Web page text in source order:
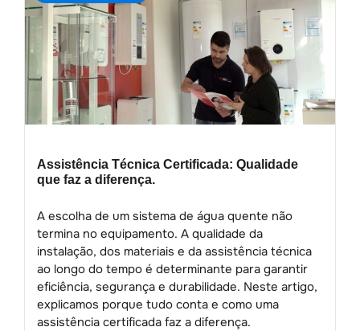
Assistência Técnica Certificada: Qualidade
que faz a diferença.
A escolha de um sistema de água quente não
termina no equipamento. A qualidade da
instalação, dos materiais e da assistência técnica
ao longo do tempo é determinante para garantir
eficiência, segurança e durabilidade. Neste artigo,
explicamos porque tudo conta e como uma
assistência certificada faz a diferença.